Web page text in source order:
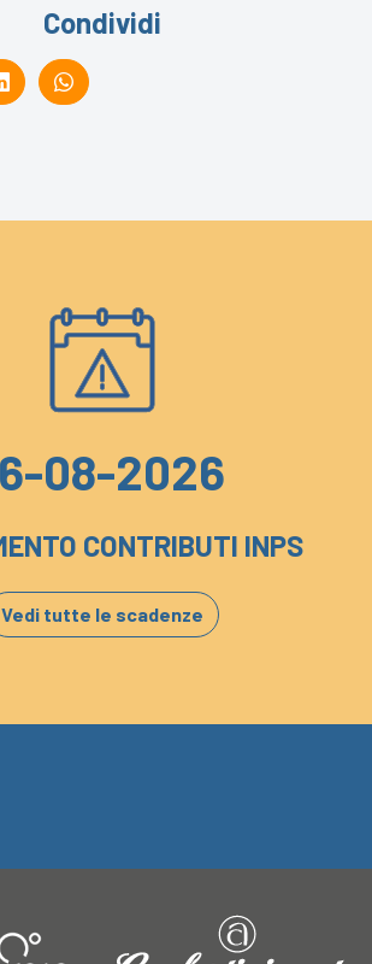
Condividi
08-2026
CONTRIBUTI INPS
Vedi tutte le scadenze